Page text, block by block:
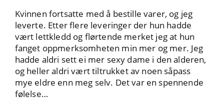
Kvinnen fortsatte med å bestille varer, og jeg
leverte. Etter flere leveringer der hun hadde
vært lettkledd og flørtende merket jeg at hun
fanget oppmerksomheten min mer og mer. Jeg
hadde aldri sett ei mer sexy dame i den alderen,
og heller aldri vært tiltrukket av noen såpass
mye eldre enn meg selv. Det var en spennende
følelse…